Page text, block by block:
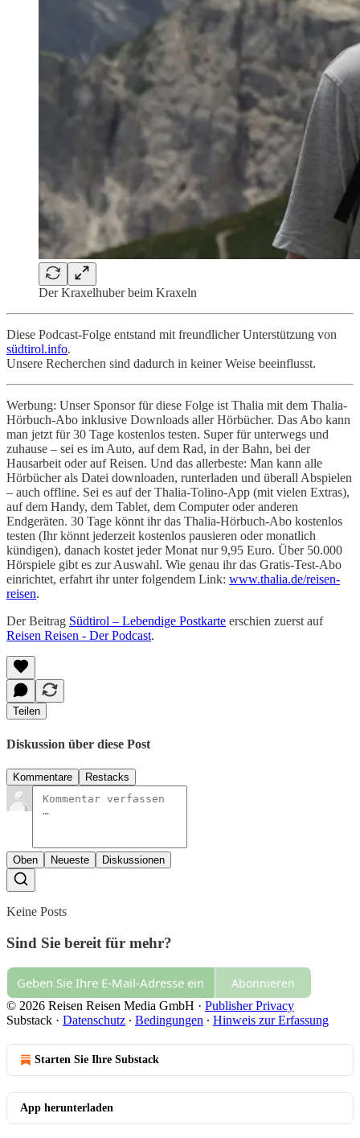
Der Kraxelhuber beim Kraxeln
Diese Podcast-Folge entstand mit freundlicher Unterstützung von
südtirol.info.
Unsere Recherchen sind dadurch in keiner Weise beeinflusst.
Werbung: Unser Sponsor für diese Folge ist Thalia mit dem Thalia-
Hörbuch-Abo inklusive Downloads aller Hörbücher. Das Abo kann
man jetzt für 30 Tage kostenlos testen. Super für unterwegs und
zuhause – sei es im Auto, auf dem Rad, in der Bahn, bei der
Hausarbeit oder auf Reisen. Und das allerbeste: Man kann alle
Hörbücher als Datei downloaden, runterladen und überall Abspielen
– auch offline. Sei es auf der Thalia-Tolino-App (mit vielen Extras),
auf dem Handy, dem Tablet, dem Computer oder anderen
Endgeräten. 30 Tage könnt ihr das Thalia-Hörbuch-Abo kostenlos
testen (Ihr könnt jederzeit kostenlos pausieren oder monatlich
kündigen), danach kostet jeder Monat nur 9,95 Euro. Über 50.000
Hörspiele gibt es zur Auswahl. Wie genau ihr das Gratis-Test-Abo
einrichtet, erfahrt ihr unter folgendem Link: www.thalia.de/reisen-
reisen.
Der Beitrag Südtirol – Lebendige Postkarte erschien zuerst auf
Reisen Reisen - Der Podcast.
Teilen
Diskussion über diese Post
Kommentare Restacks
Oben Neueste Diskussionen
Keine Posts
Sind Sie bereit für mehr?
Abonnieren
© 2026 Reisen Reisen Media GmbH · Publisher Privacy
Substack · Datenschutz ∙ Bedingungen ∙ Hinweis zur Erfassung
Starten Sie Ihre Substack
App herunterladen